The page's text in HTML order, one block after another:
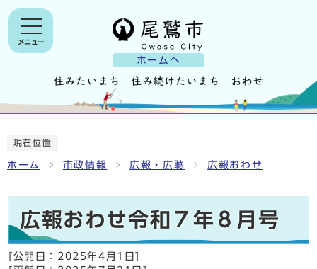
ホームへ
メニュー
現在位置
ホーム 市政情報 広報・広聴 広報おわせ
広報おわせ令和７年８月号
[公開日： 2025年4月1日